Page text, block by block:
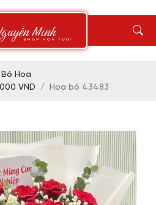
Bó Hoa
VND
Hoa bó 43483